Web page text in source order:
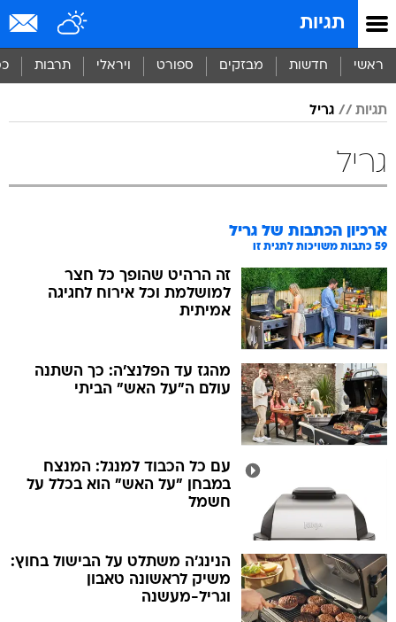
תגיות
ראשי חדשות מבזקים ספורט ויראלי תרבות
תגיות גריל
גריל
ארכיון הכתבות של גריל
59 כתבות משויכות לתגית זו
זה הרהיט שהופך כל חצר
למושלמת וכל אירוח לחגיגה
אמיתית
מהגז עד הפלנצ'ה: כך השתנה
עולם ה"על האש" הביתי
עם כל הכבוד למנגל: המנצח
במבחן "על האש" הוא בכלל על
חשמל
הנינג'ה משתלט על הבישול בחוץ:
משיק לראשונה טאבון
וגריל-מעשנה